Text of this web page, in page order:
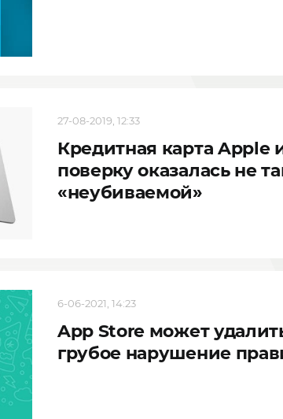
27-08-2019, 12:33
Кредитная карта Apple
поверку оказалась не
«неубиваемой»
6-06-2021, 14:23
App Store может
грубое нарушение